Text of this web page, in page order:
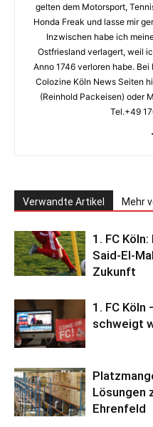
gelten dem Motorsport,
Honda Freak und lasse mir
Inzwischen habe ich
Ostfriesland verlagert, weil
Anno 1746 verloren habe.
Colozine Köln News Seiten
(Reinhold Packeisen) oder
Tel.+49
Verwandte Artikel Mehr
1. FC
Said-El-
Zukunft
1. FC
schweigt
Lösungen
Ehrenfeld